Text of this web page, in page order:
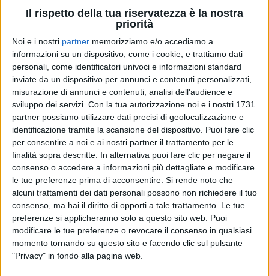
Il rispetto della tua riservatezza è la nostra
priorità
Noi e i nostri partner memorizziamo e/o accediamo a
informazioni su un dispositivo, come i cookie, e trattiamo dati
personali, come identificatori univoci e informazioni standard
inviate da un dispositivo per annunci e contenuti personalizzati,
misurazione di annunci e contenuti, analisi dell'audience e
sviluppo dei servizi. Con la tua autorizzazione noi e i nostri 1731
partner possiamo utilizzare dati precisi di geolocalizzazione e
identificazione tramite la scansione del dispositivo. Puoi fare clic
per consentire a noi e ai nostri partner il trattamento per le
finalità sopra descritte. In alternativa puoi fare clic per negare il
consenso o accedere a informazioni più dettagliate e modificare
le tue preferenze prima di acconsentire. Si rende noto che
alcuni trattamenti dei dati personali possono non richiedere il tuo
consenso, ma hai il diritto di opporti a tale trattamento. Le tue
preferenze si applicheranno solo a questo sito web. Puoi
modificare le tue preferenze o revocare il consenso in qualsiasi
momento tornando su questo sito e facendo clic sul pulsante
"Privacy" in fondo alla pagina web.
NUOVO VIDEO MUSICALE 21 giu 2021
Marco Mengoni: nel video di Ma stasera
balla, va in bici e si tuffa in mare
La clip mostra anche le bellezze de La Maddalena
diMara Bizzoco